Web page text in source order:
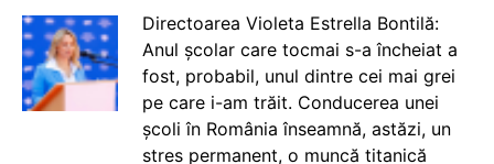
Directoarea Violeta Estrella Bontilă:
Anul școlar care tocmai s-a încheiat a
fost, probabil, unul dintre cei mai grei
pe care i-am trăit. Conducerea unei
școli în România înseamnă, astăzi, un
stres permanent, o muncă titanică